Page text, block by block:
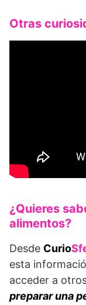
Otras
¿Quieres
alimentos?
Desde Curio
esta
acceder a
preparar una